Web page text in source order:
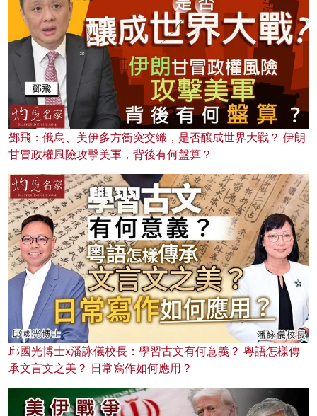
鄧飛：俄烏、美伊多方衝突交織，是否釀成世界大戰？ 伊朗
甘冒政權風險攻擊美軍，背後有何盤算？
邱國光博士x潘詠儀校長：學習古文有何意義？ 粵語怎樣傳
承文言文之美？ 日常寫作如何應用？